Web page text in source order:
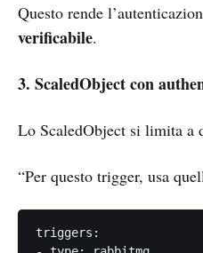
Questo rende
verificabile.
3. ScaledObject con
Lo ScaledObject si limita a
“Per questo trigger, usa
triggers: